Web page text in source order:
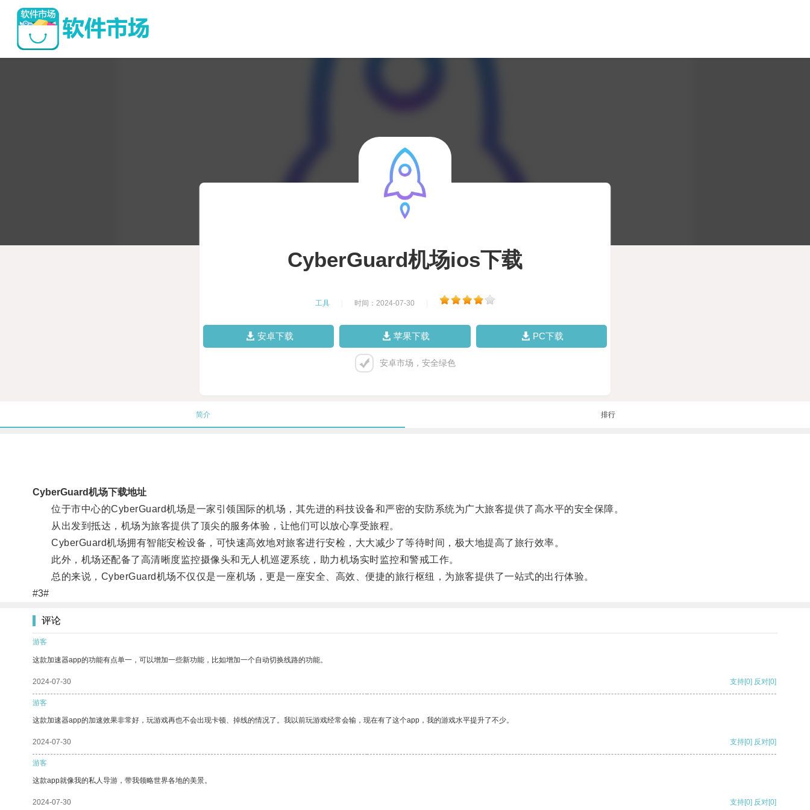
CyberGuard机场ios下载
工具 时间：2024-07-30
安卓下载 苹果下载 PC下载
安卓市场，安全绿色
简介 排行
CyberGuard机场下载地址
位于市中心的CyberGuard机场是一家引领国际的机场，其先进的科技设备和严密的安防系统为广大旅客提供了高水平的安全保障。
从出发到抵达，机场为旅客提供了顶尖的服务体验，让他们可以放心享受旅程。
CyberGuard机场拥有智能安检设备，可快速高效地对旅客进行安检，大大减少了等待时间，极大地提高了旅行效率。
此外，机场还配备了高清晰度监控摄像头和无人机巡逻系统，助力机场实时监控和警戒工作。
总的来说，CyberGuard机场不仅仅是一座机场，更是一座安全、高效、便捷的旅行枢纽，为旅客提供了一站式的出行体验。
#3#
评论
游客
这款加速器app的功能有点单一，可以增加一些新功能，比如增加一个自动切换线路的功能。
2024-07-30 支持[0] 反对[0]
游客
这款加速器app的加速效果非常好，玩游戏再也不会出现卡顿、掉线的情况了。我以前玩游戏经常会输，现在有了这个app，我的游戏水平提升了不少。
2024-07-30 支持[0] 反对[0]
游客
这款app就像我的私人导游，带我领略世界各地的美景。
2024-07-30 支持[0] 反对[0]